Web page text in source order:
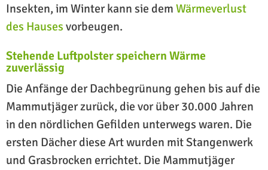
Insekten, im Winter kann sie dem Wärmeverlust
des Hauses vorbeugen.
Stehende Luftpolster speichern Wärme
zuverlässig
Die Anfänge der Dachbegrünung gehen bis auf die
Mammutjäger zurück, die vor über 30.000 Jahren
in den nördlichen Gefilden unterwegs waren. Die
ersten Dächer diese Art wurden mit Stangenwerk
und Grasbrocken errichtet. Die Mammutjäger